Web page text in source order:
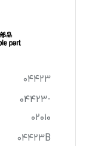
04423
04423-
02010
04423B